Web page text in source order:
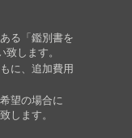
る「鑑別書を
します。
に、追加費用
望の場合に
します。